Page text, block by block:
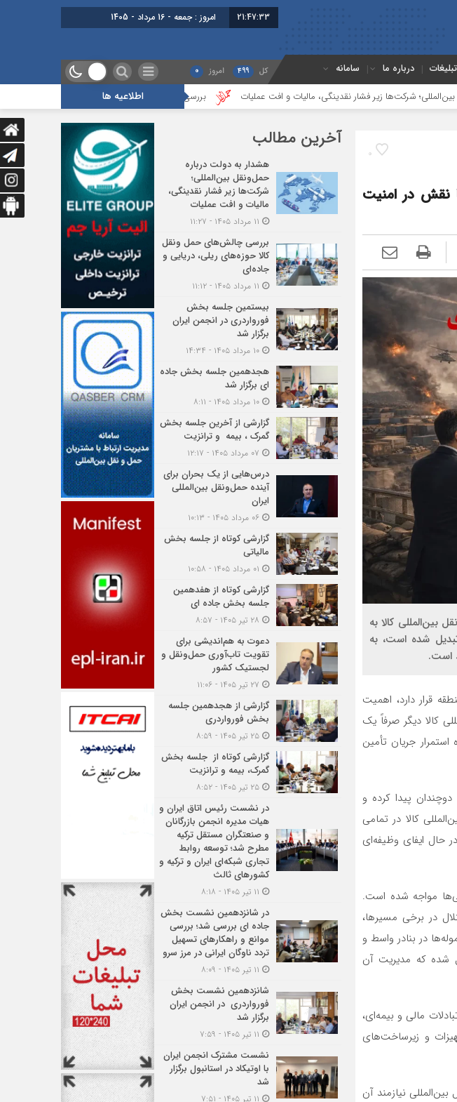
21:47:34 برابر با : Friday - 7 August - 2026
تبلیغات درباره ما سامانه کل 499 امروز 0
اطلاعیه ها زیر فشار نقدینگی، مالیات و افت عملیات بررسی چالش‌های حمل ونقل کالا حوزه‌های ریلی، دریایی و جاده‌ای
0
نقش در امنیت
کالا به
شده است، به
است.
قرار دارد، اهمیت
كالا دیگر صرفاً یک
جریان تأمین
پیدا کرده و
كالا در تمامی
حال ایفای وظیفه‌ای
مواجه شده است.
در برخی مسیرها،
در بنادر واسط و
شده که مدیریت آن
مالی و بیمه‌ای،
و زیرساخت‌های
نیازمند آن
آخرین مطالب
هشدار به دولت درباره
حمل‌ونقل بین‌المللی؛
شرکت‌ها زیر فشار نقدینگی،
مالیات و افت عملیات
بررسی چالش‌های حمل ونقل
کالا حوزه‌های ریلی، دریایی و
جاده‌ای
بیستمین جلسه بخش
فورواردری در انجمن ایران
برگزار شد
۱۰ مرداد ۱۴۰۵ - ۱۴:۳۴
هجدهمین جلسه بخش جاده
ای برگزار شد
۱۰ مرداد ۱۴۰۵ - ۸:۱۱
گزارشی از آخرین جلسه بخش
گمرک ، بیمه و ترانزیت
درس‌هایی از یک بحران برای
آینده حمل‌ونقل بین‌المللی
ایران
گزارشی کوتاه از جلسه بخش
مالیاتی
گزارشی کوتاه از هفدهمین
جلسه بخش جاده ای
دعوت به هم‌اندیشی برای
تقویت تاب‌آوری حمل‌ونقل و
لجستیک کشور
گزارشی از هجدهمین جلسه
بخش فورواردری
۲۵ تیر ۱۴۰۵ - ۸:۵۹
گزارشی کوتاه از جلسه بخش
گمرک، بیمه و ترانزیت
۲۵ تیر ۱۴۰۵ - ۸:۵۲
در نشست رئیس اتاق ایران و
هیات مدیره انجمن بازرگانان
و صنعتگران مستقل ترکیه
مطرح شد؛ توسعه روابط
تجاری شبکه‌ای ایران و ترکیه و
کشورهای ثالث
در شانزدهمین نشست بخش
جاده ای بررسی شد؛ بررسی
موانع و راهکارهای تسهیل
تردد ناوگان ایرانی در مرز سرو
شانزدهمین نشست بخش
فورواردری در انجمن ایران
برگزار شد
نشست مشترک انجمن ایران
با اوتیکاد در استانبول برگزار
شد